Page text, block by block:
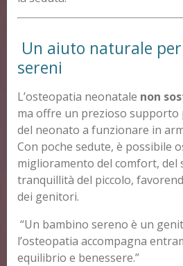
Un aiuto naturale
sereni
L’osteopatia neonatale non
ma offre un prezioso supporto
del neonato a funzionare in
Con poche sedute, è possibile
miglioramento del comfort, del
tranquillità del piccolo,
dei genitori.
“Un bambino sereno è un
l’osteopatia accompagna
equilibrio e benessere.”